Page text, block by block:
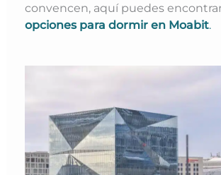
convencen, aquí puedes
opciones para dormir en Moabit.